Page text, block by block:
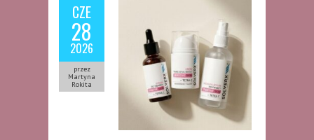
CZE
28
2026
przez
Martyna
Rokita